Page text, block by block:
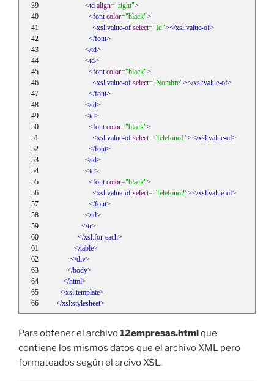
<td align="right">
<font color="black">
<xsl:value-of select="Id"></xsl:value-of>
</font>
</td>
<td>
<font color="black">
<xsl:value-of select="Nombre"></xsl:value-of>
</font>
</td>
<td>
<font color="black">
<xsl:value-of select="Telefono1"></xsl:value-of>
</font>
</td>
<td>
<font color="black">
<xsl:value-of select="Telefono2"></xsl:value-of>
</font>
</td>
</tr>
</xsl:for-each>
</table>
</div>
</body>
</html>
</xsl:template>
</xsl:stylesheet>
Para obtener el archivo12empresas.htmlque
contiene los mismos datos que el archivo XML pero
formateados según el arcivo XSL.